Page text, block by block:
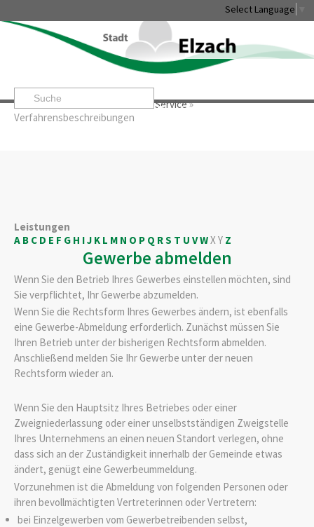
Select Language
Startseite» »Service»
Verfahrensbeschreibungen
Leben & Erleben Rathaus & Service
Leistungen
A B C D E F G H IJ K L M N O P Q RS T U VWXY Z
Gewerbe abmelden
Wenn Sie den Betrieb Ihres Gewerbes einstellen möchten, sind
Sie verpflichtet, Ihr Gewerbe abzumelden.
Wenn Sie die Rechtsform Ihres Gewerbes ändern, ist ebenfalls
eine Gewerbe-Abmeldung erforderlich. Zunächst müssen Sie
Ihren Betrieb unter der bisherigen Rechtsform abmelden.
Anschließend melden Sie Ihr Gewerbe unter der neuen
Rechtsform wieder an.
Wenn Sie den Hauptsitz Ihres Betriebes oder einer
Zweigniederlassung oder einer unselbstständigen Zweigstelle
Ihres Unternehmens an einen neuen Standort verlegen, ohne
dass sich an der Zuständigkeit innerhalb der Gemeinde etwas
ändert, genügt eine Gewerbeummeldung.
Vorzunehmen ist die Abmeldung von folgenden Personen oder
ihren bevollmächtigten Vertreterinnen oder Vertretern:
bei Einzelgewerben vom Gewerbetreibenden selbst,